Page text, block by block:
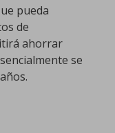
pueda
de
ahorrar
se